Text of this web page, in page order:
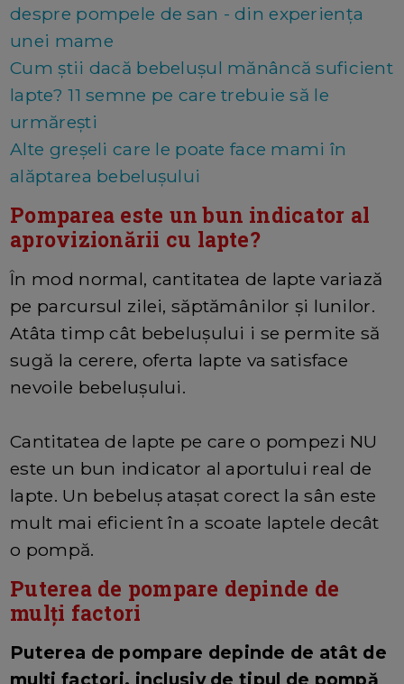
despre pompele de san - din experiența
unei mame
Cum știi dacă bebelușul mănâncă suficient
lapte? 11 semne pe care trebuie să le
urmărești
Alte greșeli care le poate face mami în
alăptarea bebelușului
Pomparea este un bun indicator al
aprovizionării cu lapte?
În mod normal, cantitatea de lapte variază
pe parcursul zilei, săptămânilor și lunilor.
Atâta timp cât bebelușului i se permite să
sugă la cerere, oferta lapte va satisface
nevoile bebelușului.
Cantitatea de lapte pe care o pompezi NU
este un bun indicator al aportului real de
lapte. Un bebeluș atașat corect la sân este
mult mai eficient în a scoate laptele decât
o pompă.
Puterea de pompare depinde de
mulți factori
Puterea de pompare depinde de atât de
mulți factori, inclusiv de tipul de pompă